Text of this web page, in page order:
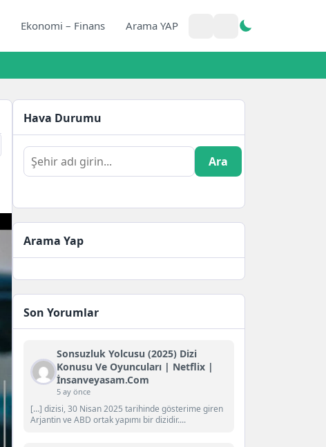
Ekonomi – Finans Arama YAP
Hava Durumu
Ara
Arama Yap
Son Yorumlar
Sonsuzluk Yolcusu (2025) Dizi
Konusu Ve Oyuncuları | Netflix |
İnsanveyasam.com
5 ay önce
[…] dizisi, 30 Nisan 2025 tarihinde gösterime giren
Arjantin ve ABD ortak yapımı bir dizidir....